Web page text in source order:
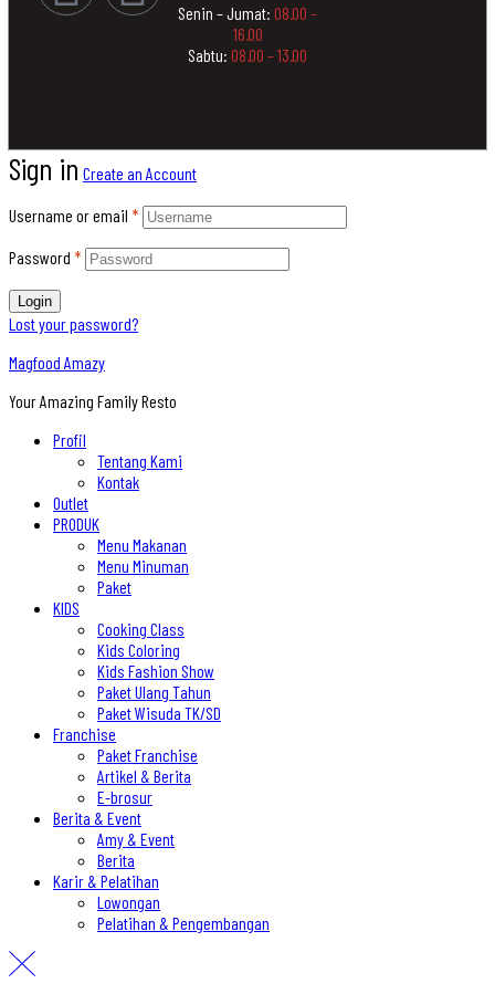
Senin – Jumat: 08.00 –
16.00
Sabtu: 08.00 – 13.00
Sign in Create an Account
Username or email *
Password *
Login
Lost your password?
Magfood Amazy
Your Amazing Family Resto
Profil
Tentang Kami
Kontak
Outlet
PRODUK
Menu Makanan
Menu Minuman
Paket
KIDS
Cooking Class
Kids Coloring
Kids Fashion Show
Paket Ulang Tahun
Paket Wisuda TK/SD
Franchise
Paket Franchise
Artikel & Berita
E-brosur
Berita & Event
Amy & Event
Berita
Karir & Pelatihan
Lowongan
Pelatihan & Pengembangan